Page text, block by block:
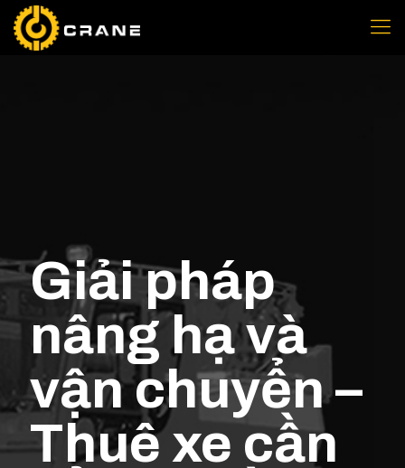
Giải pháp
nâng hạ và
vận chuyển –
Thuê xe cần